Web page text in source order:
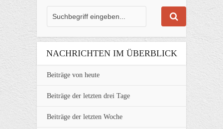
NACHRICHTEN IM ÜBERBLICK
Beiträge von heute
Beiträge der letzten drei Tage
Beiträge der letzten Woche